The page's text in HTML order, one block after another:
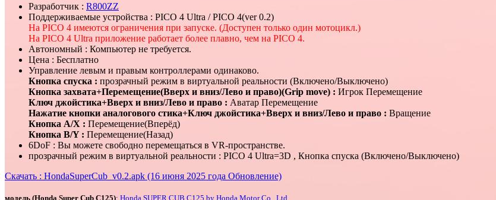
Разработчик : R800ZZ
Поддерживаемые устройства : PICO 4 Ultra / PICO 4(ver 0.2)
На PICO 4 имеются ограничения при запуске. (Доступен только один мотоцикл.)
На PICO 4 Ultra приложение работает более плавно, чем на PICO 4.
Автономный : Компьютер не требуется.
Цена : Бесплатно
Управление левым и правым контроллерами одинаково.
Кнопка спуска : прозрачный режим в виртуальной реальности (Включено/Выключено)
Кнопка захвата+Перемещение(Вверх и вниз/Лево и право)(Grip move) : Игрок Перемещение
Ключ джойстика+Вверх и вниз/Лево и право : Аватар Перемещение
Нажатие кнопки аналогового стика+Ключ джойстика+Вверх и вниз/Лево и право : Вращение
Кнопка A/X : Перемещение(Вперёд)
Кнопка B/Y : Перемещение(Назад)
6DoF : Вы можете свободно перемещаться в VR-пространстве.
прозрачный режим в виртуальной реальности : PICO 4 Ultra=3D , Кнопка спуска (Включено/Выключено)
Скачать : HondaSuperCub_v0.2.apk (16 июня 2025 года Обновление)
модель (Honda Super Cub C125): Honda SUPER CUB C125 by Honda Motor Co., Ltd.